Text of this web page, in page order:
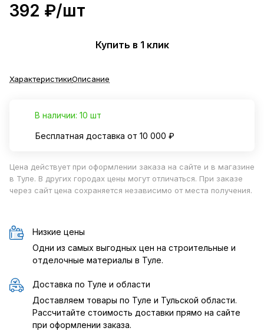
392 ₽/шт
Купить в 1 клик
ХарактеристикиОписание
В наличии: 10 шт
Бесплатная доставка от 10 000 ₽
Цена действует при оформлении заказа на сайте и в магазине
в Туле. В других городах цены могут отличаться. При заказе
через сайт цена сохраняется независимо от места получения.
Низкие цены
Одни из самых выгодных цен на строительные и
отделочные материалы в Туле.
Доставка по Туле и области
Доставляем товары по Туле и Тульской области.
Рассчитайте стоимость доставки прямо на сайте
при оформлении заказа.